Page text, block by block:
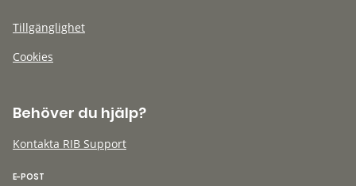
Tillgänglighet
Cookies
Behöver du hjälp?
Kontakta RIB Support
E-POST